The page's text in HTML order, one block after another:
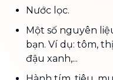
Nước lọc.
Một số nguyên
bạn. Ví dụ: tôm,
đậu xanh,...